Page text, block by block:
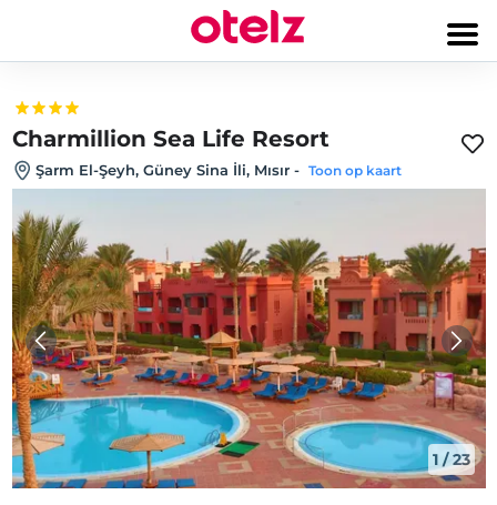
Charmillion Sea Life Resort
Şarm El-Şeyh, Güney Sina İli, Mısır- Toon op kaart
1 /23